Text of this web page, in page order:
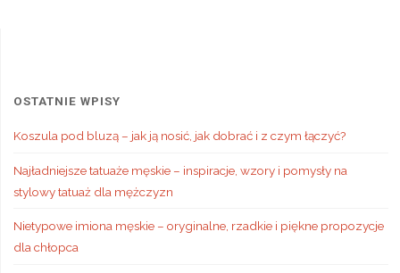
OSTATNIE WPISY
Koszula pod bluzą – jak ją nosić, jak dobrać i z czym łączyć?
Najładniejsze tatuaże męskie – inspiracje, wzory i pomysły na
stylowy tatuaż dla mężczyzn
Nietypowe imiona męskie – oryginalne, rzadkie i piękne propozycje
dla chłopca